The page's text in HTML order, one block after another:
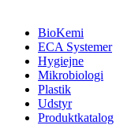
BioKemi
ECA Systemer
Hygiejne
Mikrobiologi
Plastik
Udstyr
Produktkatalog